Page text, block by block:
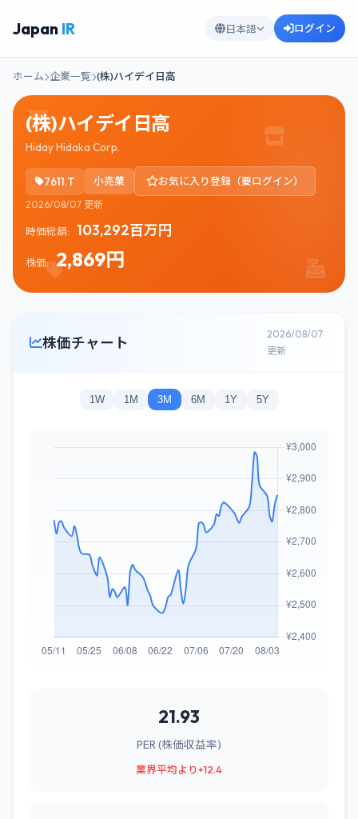
Japan IR 日本語 ログイン
ホーム 企業一覧 (株)ハイデイ日高
(株)ハイデイ日高
Hiday Hidaka Corp.
7611.T 小売業 お気に入り登録（要ログイン）
2026/08/07 更新
時価総額: 103,292百万円
株価: 2,869円
株価チャート
2026/08/07
更新
1W 1M 3M 6M 1Y 5Y
21.93
PER (株価収益率)
業界平均より+12.4